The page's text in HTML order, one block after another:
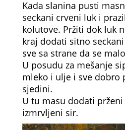
Kada slanina pusti
seckani crveni luk i
kolutove. Pržiti dok luk
kraj dodati sitno
sve sa strane da se
U posudu za mešanje
mleko i ulje i sve dobro
sjedini.
U tu masu dodati
izmrvljeni sir.